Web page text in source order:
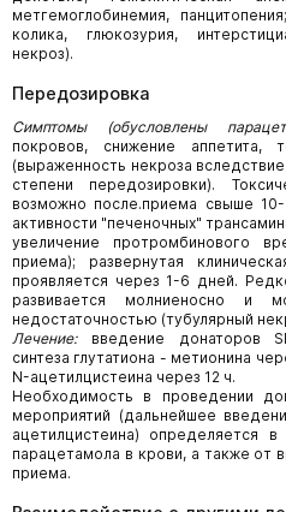
метгемоглобинемия,
колика, глюкозурия,
некроз).
Передозировка
Симптомы (обусловлены
покровов, снижение аппетита,
(выраженность некроза
степени передозировки).
возможно после.приема свыше
активности "печеночных"
увеличение протромбинового
приема); развернутая
проявляется через 1-6 дней.
развивается молниеносно и
недостаточностью (тубулярный
Лечение:введение донаторов
синтеза глутатиона - метионина
N-ацетилцистеина через 12 ч.
Необходимость в проведении
мероприятий (дальнейшее
ацетилцистеина) определяется
парацетамола в крови, а также от
приема.